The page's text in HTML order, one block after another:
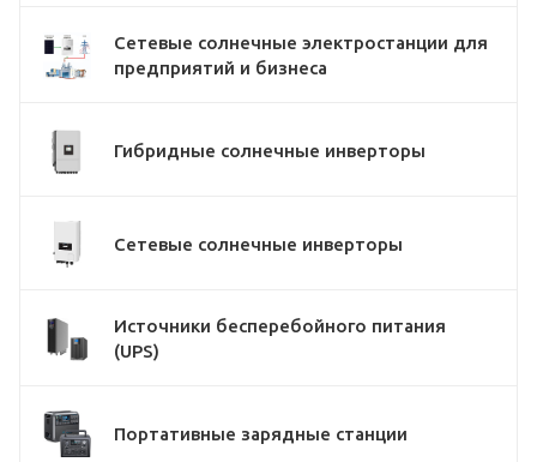
Сетевые солнечные электростанции для
предприятий и бизнеса
Гибридные солнечные инверторы
Сетевые солнечные инверторы
Источники бесперебойного питания
(UPS)
Портативные зарядные станции